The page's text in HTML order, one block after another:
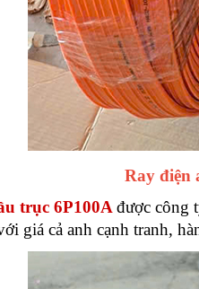
Ray điện
trục 6P100Ađược công
giá cả anh cạnh tranh,